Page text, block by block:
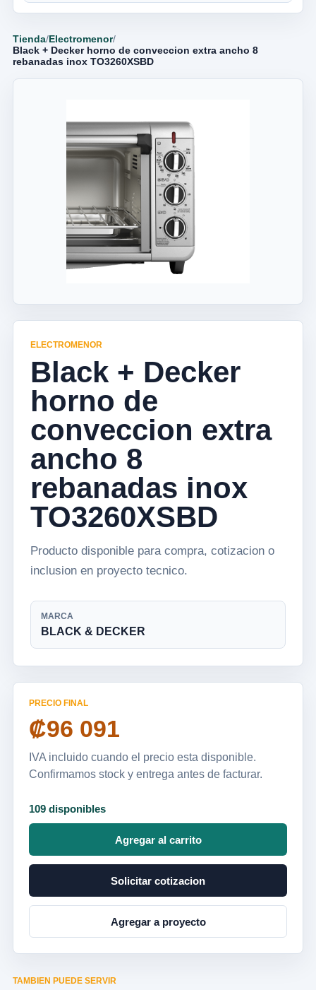
Tienda/Electromenor/
Black + Decker horno de conveccion extra ancho 8
rebanadas inox TO3260XSBD
ELECTROMENOR
Black + Decker
horno de
conveccion extra
ancho 8
rebanadas inox
TO3260XSBD
Producto disponible para compra, cotizacion o
inclusion en proyecto tecnico.
MARCA
BLACK & DECKER
PRECIO FINAL
₡96 091
IVA incluido cuando el precio esta disponible.
Confirmamos stock y entrega antes de facturar.
109 disponibles
Agregar al carrito
Solicitar cotizacion
Agregar a proyecto
TAMBIEN PUEDE SERVIR